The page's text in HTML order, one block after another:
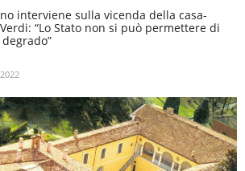
interviene sulla vicenda della casa-
“Lo Stato non si può permettere di